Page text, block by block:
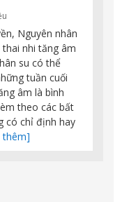
Nguyên nhân
nhi tăng âm
su có thể
tuần cuối
âm là bình
theo các bất
có chỉ định hay
thêm]